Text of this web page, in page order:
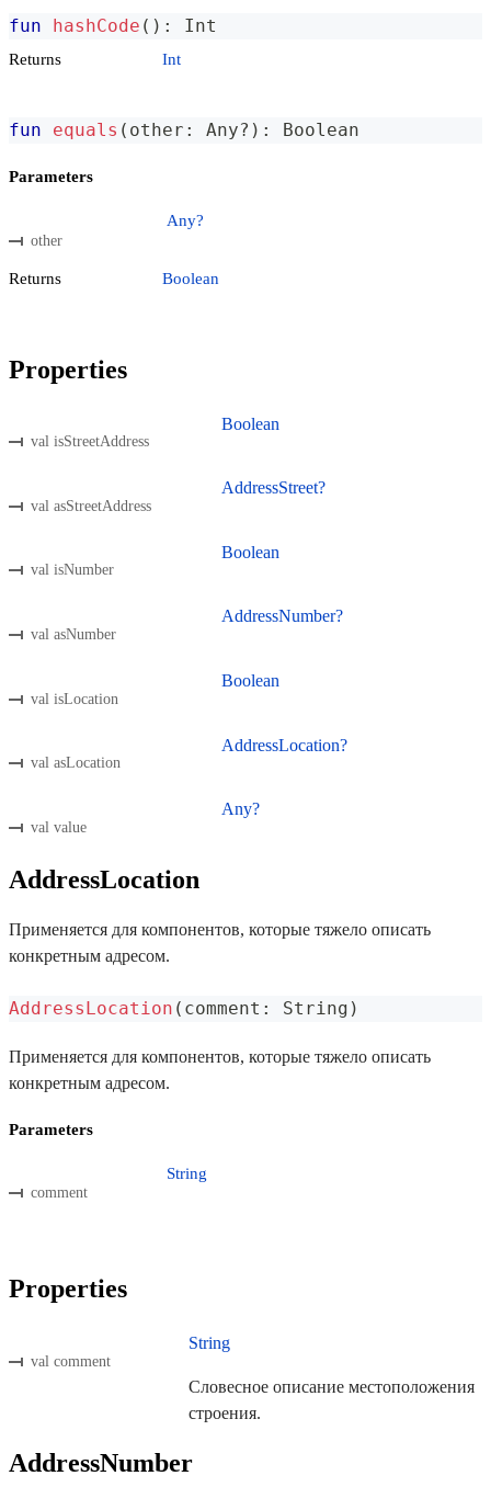
fun hashCode ( ) : Int
Returns Int
fun equals ( other : Any? ) : Boolean
Parameters
other
Any?
Returns Boolean
Properties
val isStreetAddress
Boolean
val asStreetAddress
AddressStreet?
val isNumber
Boolean
val asNumber
AddressNumber?
val isLocation
Boolean
val asLocation
AddressLocation?
val value
Any?
AddressLocation
Применяется для компонентов, которые тяжело описать
конкретным адресом.
AddressLocation ( comment : String )
Применяется для компонентов, которые тяжело описать
конкретным адресом.
Parameters
comment
String
Properties
val comment
String
Словесное описание местоположения
строения.
AddressNumber